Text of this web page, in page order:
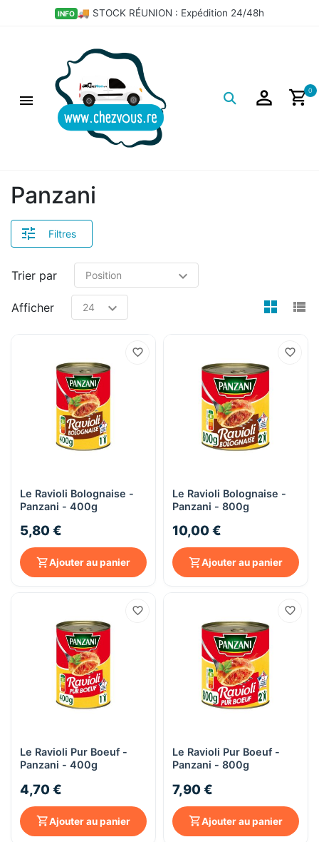
INFO 🚚 STOCK RÉUNION : Expédition 24/48h
0
Panzani
Filtres
Trier par
Afficher
Le Ravioli Bolognaise -
Panzani - 400g
5,80 €
Ajouter au panier
Le Ravioli Bolognaise -
Panzani - 800g
10,00 €
Ajouter au panier
Le Ravioli Pur Boeuf -
Panzani - 400g
4,70 €
Ajouter au panier
Le Ravioli Pur Boeuf -
Panzani - 800g
7,90 €
Ajouter au panier